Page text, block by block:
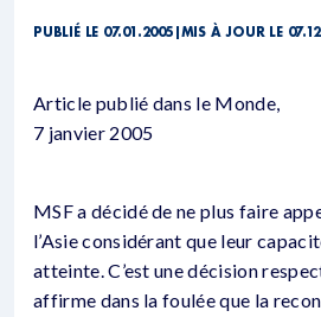
PUBLIÉ LE 07.01.2005 MIS À JOUR LE
Article publié dans le Monde,
7 janvier 2005
MSF a décidé de ne plus faire
l’Asie considérant que leur
atteinte. C’est une décision
affirme dans la foulée que la